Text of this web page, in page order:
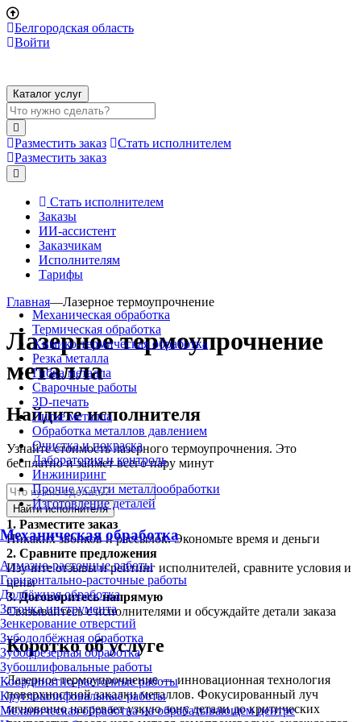
Белгородская область
Войти
Каталог услуг
Разместить заказ
Стать исполнителем
Разместить заказ
Стать исполнителем
Заказы
ИИ-ассистент
Заказчикам
Исполнителям
Тарифы
Механическая обработка
Термическая обработка
Химико-термическая обработка
Резка металла
Гибка металла
Сварочные работы
3D-печать
Литьё металла
Обработка металлов давлением
Очистка и покраска
Лаборатория и контроль
Инжиниринг
Прочие услуги металлообработки
Изготовление деталей
Механическая обработка
Алмазно-расточные работы
Горизонтально-расточные работы
Долбёжная обработка
Заточка инструмента
Зенкерование отверстий
Зубодолбёжная обработка
Зубофрезерная обработка
Зубошлифовальные работы
Координатно-расточные работы
Круглошлифовальные работы
Механическая обработка на обрабатывающем центре
Главная—Лазерное термоупрочнение
Лазерное термоупрочнение
металла
Найдите исполнителя
Узнайте стоимость лазерного термоупрочнения. Это
бесплатно и займет всего пару минут
Найти исполнителя
1. Разместите заказ
Никаких звонков и рассылок. Экономьте время и деньги
2. Сравните предложения
Изучите отзывы и рейтинг исполнителей, сравните условия и
цены
3.Договоритесь напрямую
Связывайтесь с исполнителями и обсуждайте детали заказа
Коротко об услуге
Лазерное термоупрочнение — инновационная технология
поверхностной закалки металлов. Фокусированный луч
мгновенно нагревает узкую зону детали до критических